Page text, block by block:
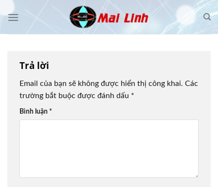
to
Trả lời
Email của bạn sẽ không được hiển thị công khai. Các
trường bắt buộc được đánh dấu *
Bình luận *